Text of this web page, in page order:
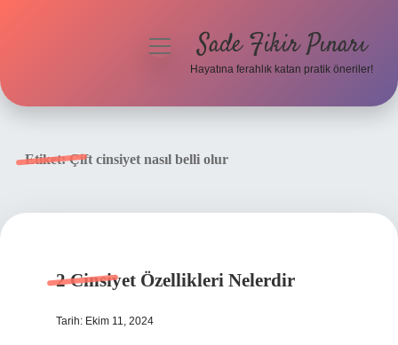
menüyüSade Fikir Pınarı
Hayatına ferahlık katan pratik öneriler!
Etiket:Çift cinsiyet nasıl belli olur
2 Cinsiyet Özellikleri Nelerdir
Tarih: Ekim 11, 2024